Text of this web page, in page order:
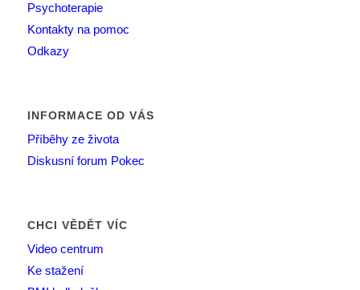
Psychoterapie
Kontakty na pomoc
Odkazy
INFORMACE OD VÁS
Příběhy ze života
Diskusní forum Pokec
CHCI VĚDĚT VÍC
Video centrum
Ke stažení